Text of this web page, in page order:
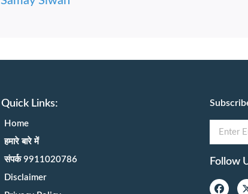
Quick Links:
Home
हमारे बारे में
संपर्क 9911020786
Disclaimer
Follow